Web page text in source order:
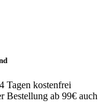
Tagen kostenfrei
Bestellung ab 99€ auch